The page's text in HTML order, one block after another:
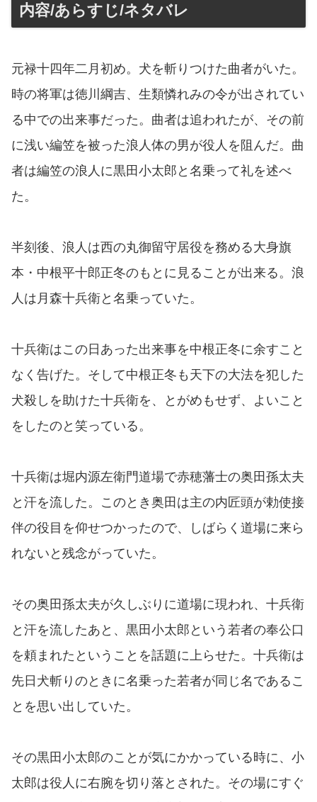
内容/あらすじ/ネタバレ
元禄十四年二月初め。犬を斬りつけた曲者がいた。
時の将軍は徳川綱吉、生類憐れみの令が出されてい
る中での出来事だった。曲者は追われたが、その前
に浅い編笠を被った浪人体の男が役人を阻んだ。曲
者は編笠の浪人に黒田小太郎と名乗って礼を述べ
た。
半刻後、浪人は西の丸御留守居役を務める大身旗
本・中根平十郎正冬のもとに見ることが出来る。浪
人は月森十兵衛と名乗っていた。
十兵衛はこの日あった出来事を中根正冬に余すこと
なく告げた。そして中根正冬も天下の大法を犯した
犬殺しを助けた十兵衛を、とがめもせず、よいこと
をしたのと笑っている。
十兵衛は堀内源左衛門道場で赤穂藩士の奥田孫太夫
と汗を流した。このとき奥田は主の内匠頭が勅使接
伴の役目を仰せつかったので、しばらく道場に来ら
れないと残念がっていた。
その奥田孫太夫が久しぶりに道場に現われ、十兵衛
と汗を流したあと、黒田小太郎という若者の奉公口
を頼まれたということを話題に上らせた。十兵衛は
先日犬斬りのときに名乗った若者が同じ名であるこ
とを思い出していた。
その黒田小太郎のことが気にかかっている時に、小
太郎は役人に右腕を切り落とされた。その場にすぐ